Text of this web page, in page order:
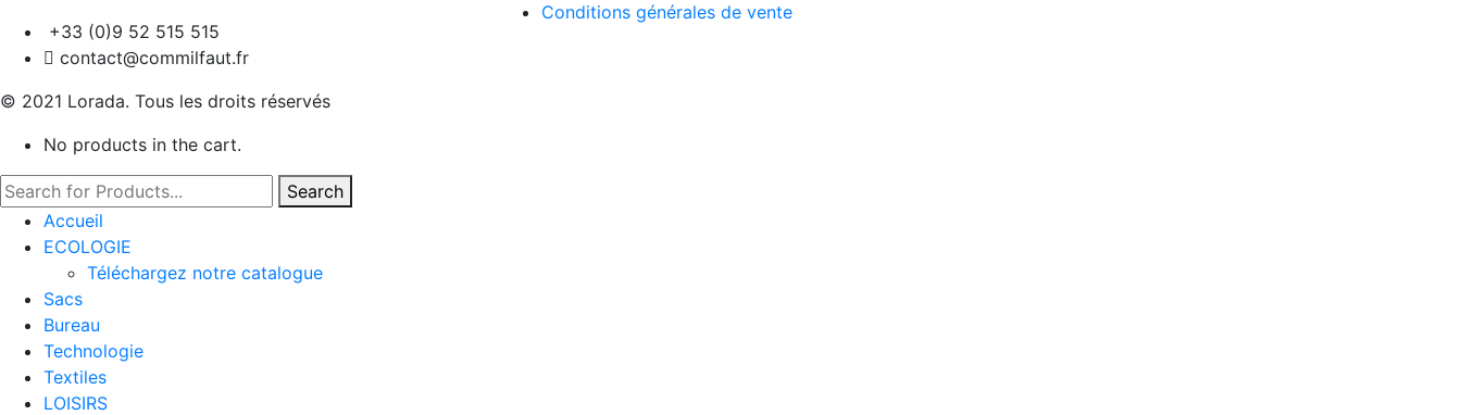
+33 (0)9 52 515 515
contact@commilfaut.fr
Conditions générales de vente
© 2021 Lorada. Tous les droits réservés
No products in the cart.
Search
Accueil
ECOLOGIE
Téléchargez notre catalogue
Sacs
Bureau
Technologie
Textiles
LOISIRS